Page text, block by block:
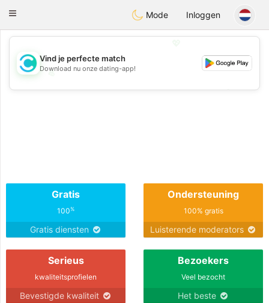
olombiaCitas
Toggle
Mode Inloggen
💖
💕
Vind je perfecte match
Download nu onze dating-app!
Gratis
100%
Gratis diensten
Ondersteuning
100% gratis
Luisterende moderators
Serieus
kwaliteitsprofielen
Bevestigde kwaliteit
Bezoekers
Veel bezocht
Het beste